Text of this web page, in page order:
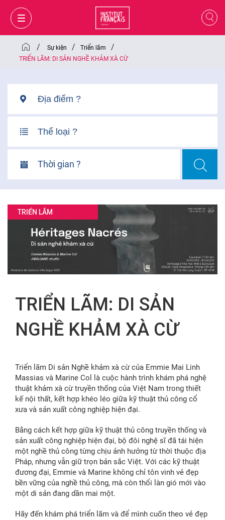
GIỎ HÀNG ĐĂNG NHẬP
VI
VI
FR
/ Sự kiện / Triển lãm /
TRIỂN LÃM: DI SẢN NGHỀ KHẢM XÀ CỪ
Thời gian ?
TRIỂN LÃM
TRIỂN LÃM: DI SẢN
NGHỀ KHẢM XÀ CỪ
Triển lãm Di sản Nghề khảm xà cừ của Emmie Mai Linh
Massias và Marine Col là cuộc hành trình khám phá nghệ
thuật khảm xà cừ truyền thống của Việt Nam trong thiết
kế nội thất, kết hợp khéo léo giữa kỹ thuật thủ công cổ
xưa và sản xuất công nghiệp hiện đại.
Bằng cách kết hợp giữa kỹ thuật thủ công truyền thống và
sản xuất công nghiệp hiện đại, bộ đôi nghệ sĩ đã tái hiện
một nghề thủ công từng chịu ảnh hưởng từ thời thuộc địa
Pháp, nhưng vẫn giữ trọn bản sắc Việt. Với các kỹ thuật
đương đại, Emmie và Marine không chỉ tôn vinh vẻ đẹp
bền vững của nghề thủ công, mà còn thổi làn gió mới vào
một di sản đang dần mai một.
Hãy đến khám phá triển lãm và để mình cuốn theo vẻ đẹp